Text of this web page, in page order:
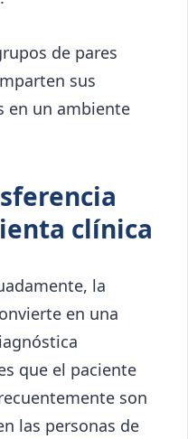
de pares
sus
en un ambiente
clínica
la
en una
que el paciente
son
las personas de